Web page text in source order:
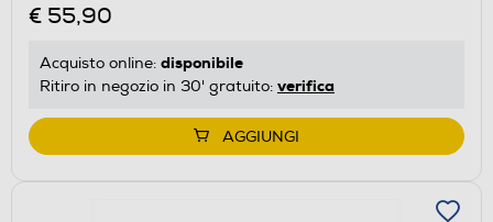
€ 55,90
Acquisto online: disponibile
Ritiro in negozio in 30' gratuito: verifica
AGGIUNGI